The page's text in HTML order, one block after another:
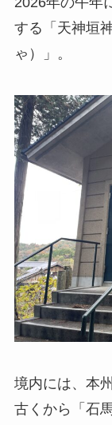
する「天神垣
ゃ）」。
境内には、本
古くから「石